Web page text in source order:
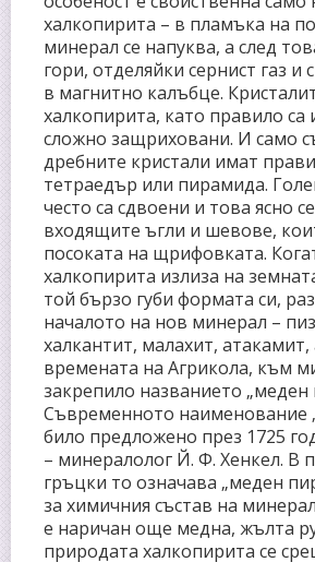
халкопирита – в пламъка на
минерал се напуква, а след
гори, отделяйки сернист газ и
в магнитно калъбце.
халкопирита, като правило са
сложно защриховани. И само
дребните кристали имат
тетраедър или пирамида.
често са сдвоени и това ясно
входящите ъгли и шевове,
посоката на щрифовката.
халкопирита излиза на
той бързо губи формата си,
началото на нов минерал –
халкантит, малахит, атакамит,
времената на Агрикола, към
закрепило названието „меден
Съвременното наименование
било предложено през 1725
– минералолог Й. Ф. Хенкел. В
гръцки то означава „меден
за химичния състав на
е наричан още медна, жълта
природата халкопирита се